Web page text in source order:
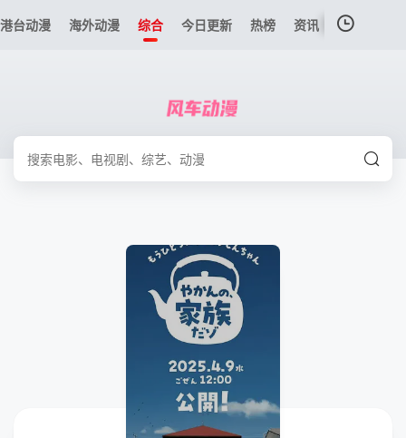
港台动漫 海外动漫 综合 今日更新 热榜 资讯